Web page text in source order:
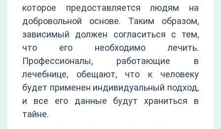
которое предоставляется людям на
добровольной основе. Таким образом,
зависимый должен согласиться с тем,
что его необходимо лечить.
Профессионалы, работающие в
лечебнице, обещают, что к человеку
будет применен индивидуальный подход,
и все его данные будут храниться в
тайне.